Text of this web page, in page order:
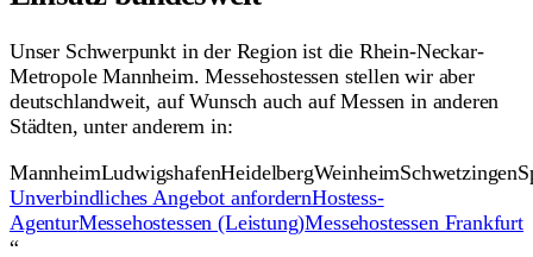
Unser Schwerpunkt in der Region ist die Rhein-Neckar-
Metropole Mannheim. Messehostessen stellen wir aber
deutschlandweit, auf Wunsch auch auf Messen in anderen
Städten, unter anderem in:
MannheimLudwigshafenHeidelbergWeinheimSchwetzingen
Unverbindliches Angebot anfordernHostess-
AgenturMessehostessen (Leistung)Messehostessen Frankfurt
“